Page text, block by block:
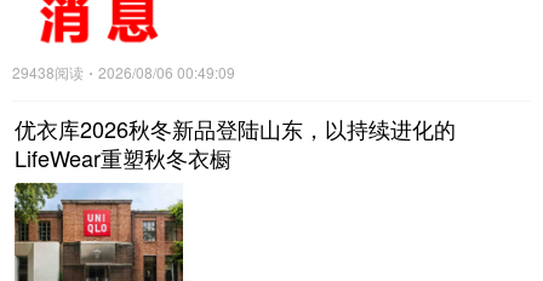
29438阅读 2026/08/06 00:49:09
优衣库2026秋冬新品登陆山东，以持续进化的
LifeWear重塑秋冬衣橱